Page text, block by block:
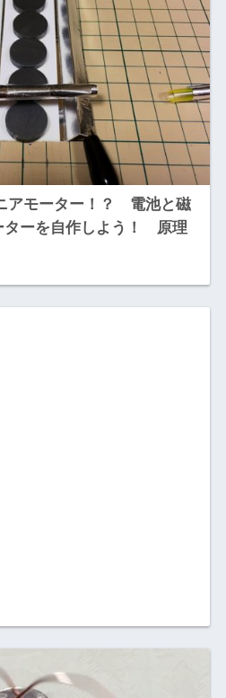
アモーター！？ 電池と磁
ターを自作しよう！ 原理